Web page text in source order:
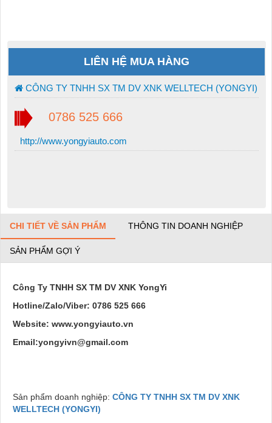
LIÊN HỆ MUA HÀNG
CÔNG TY TNHH SX TM DV XNK WELLTECH (YONGYI)
0786 525 666
http://www.yongyiauto.com
CHI TIẾT VỀ SẢN PHẨM THÔNG TIN DOANH NGHIỆP
SẢN PHẨM GỢI Ý
Công Ty TNHH SX TM DV XNK YongYi
Hotline/Zalo/Viber: 0786 525 666
Website: www.yongyiauto.vn
Email:yongyivn@gmail.com
Sản phẩm doanh nghiệp: CÔNG TY TNHH SX TM DV XNK
WELLTECH (YONGYI)